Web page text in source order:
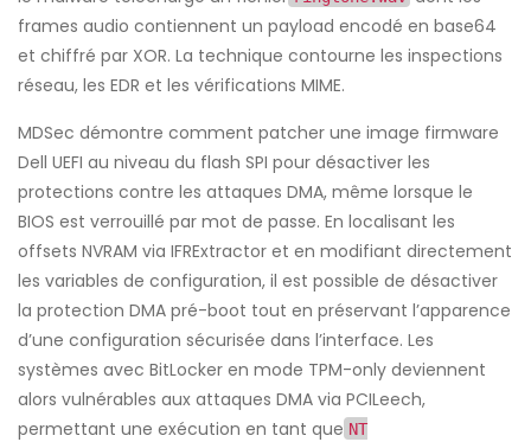
frames audio contiennent un payload encodé en base64
et chiffré par XOR. La technique contourne les inspections
réseau, les EDR et les vérifications MIME.
MDSec démontre comment patcher une image firmware
Dell UEFI au niveau du flash SPI pour désactiver les
protections contre les attaques DMA, même lorsque le
BIOS est verrouillé par mot de passe. En localisant les
offsets NVRAM via IFRExtractor et en modifiant directement
les variables de configuration, il est possible de désactiver
la protection DMA pré-boot tout en préservant l’apparence
d’une configuration sécurisée dans l’interface. Les
systèmes avec BitLocker en mode TPM-only deviennent
alors vulnérables aux attaques DMA via PCILeech,
permettant une exécution en tant que NT